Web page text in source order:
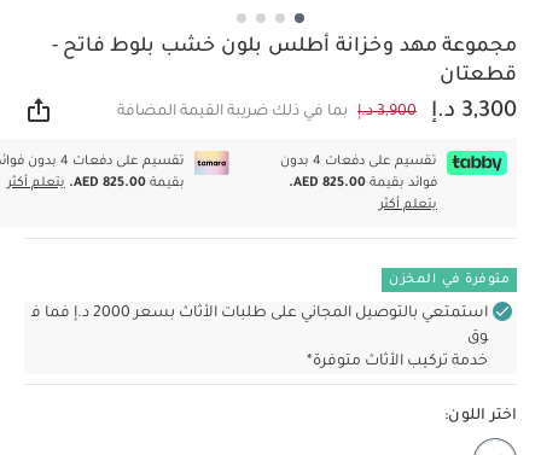
مجموعة مهد وخزانة أطلس بلون خشب بلوط فاتح -
قطعتان
3,300 د.إ 3,900 د.إ بما في ذلك ضريبة القيمة المضافة
تقسيم على دفعات 4 بدون
فوائد بقيمة AED 825.00.
يتعلم أكثر
تقسيم على دفعات 4 بدون
بقيمةAED 825.00. يتعلم أكثر
متوفرة في المخزن
استمتعي بالتوصيل المجاني على طلبات الأثاث بسعر 2000 د.إ فما ف
وق
خدمة تركيب الأثاث متوفرة*
اختر اللون: